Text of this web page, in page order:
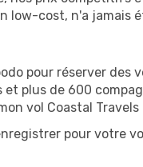
low-cost, n'a jamais
pour réserver des
plus de 600
vol Coastal Travels
pour votre